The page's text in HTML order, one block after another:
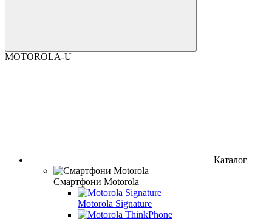
MOTOROLA-U
Каталог
Смартфони Motorola
Motorola Signature